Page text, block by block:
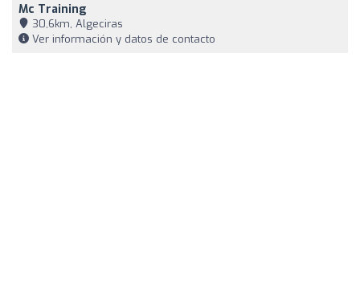
Mc Training
30,6km, Algeciras
Ver información y datos de contacto